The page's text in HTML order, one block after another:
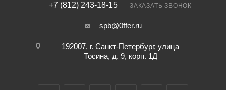
+7 (812) 243-18-15 ЗАКАЗАТЬ ЗВОНОК
spb@0ffer.ru
192007, г. Санкт-Петербург, улица
Тосина, д. 9, корп. 1Д